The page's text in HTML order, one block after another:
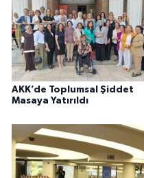
AKK’de Toplumsal Şiddet
Masaya Yatırıldı